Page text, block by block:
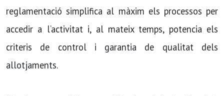
reglamentació simplifica al màxim els processos per
accedir a l’activitat i, al mateix temps, potencia els
criteris de control i garantia de qualitat dels
allotjaments.